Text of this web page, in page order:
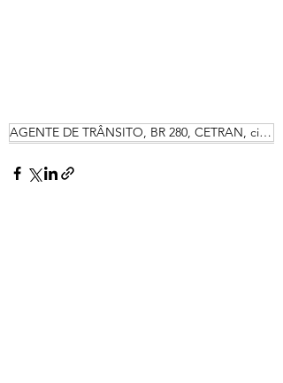
AGENTE DE TRÂNSITO, BR 280, CETRAN, ciretran, CIRE